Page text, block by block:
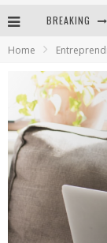
BREAKING
Home